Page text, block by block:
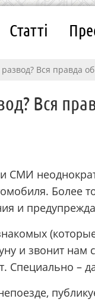
Статті
Вся правда
Вся
СМИ
Более
и
и звонит нам
Специально –